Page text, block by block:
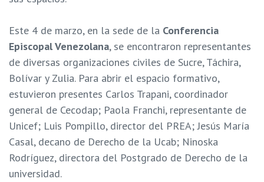
Este 4 de marzo, en la sede de la Conferencia
Episcopal Venezolana, se encontraron representantes
de diversas organizaciones civiles de Sucre, Táchira,
Bolívar y Zulia. Para abrir el espacio formativo,
estuvieron presentes Carlos Trapani, coordinador
general de Cecodap; Paola Franchi, representante de
Unicef; Luis Pompillo, director del PREA; Jesús María
Casal, decano de Derecho de la Ucab; Ninoska
Rodríguez, directora del Postgrado de Derecho de la
universidad.